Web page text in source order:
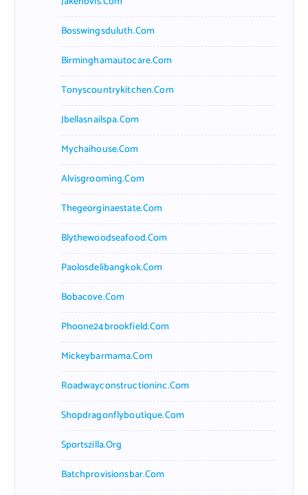
Bosswingsduluth.com
Birminghamautocare.com
Tonyscountrykitchen.com
Jbellasnailspa.com
Mychaihouse.com
Alvisgrooming.com
Thegeorginaestate.com
Blythewoodseafood.com
Paolosdelibangkok.com
Bobacove.com
Phoone24brookfield.com
Mickeybarmama.com
Roadwayconstructioninc.com
Shopdragonflyboutique.com
Sportszilla.org
Batchprovisionsbar.com